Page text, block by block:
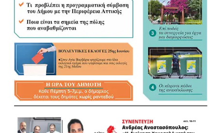
«Τα ουσιώδη είναι οι αρμοδιότητες και οι πόροι»